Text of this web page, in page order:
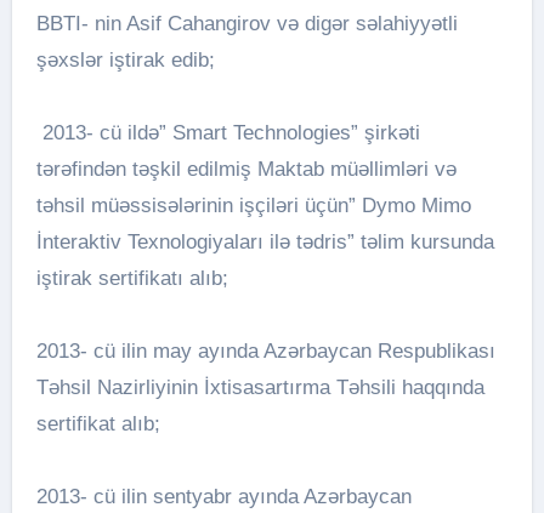
BBTI- nin Asif Cahangirov və digər səlahiyyətli
şəxslər iştirak edib;
2013- cü ildə” Smart Technologies” şirkəti
tərəfindən təşkil edilmiş Maktab müəllimləri və
təhsil müəssisələrinin işçiləri üçün” Dymo Mimo
İnteraktiv Texnologiyaları ilə tədris” təlim kursunda
iştirak sertifikatı alıb;
2013- cü ilin may ayında Azərbaycan Respublikası
Təhsil Nazirliyinin İxtisasartırma Təhsili haqqında
sertifikat alıb;
2013- cü ilin sentyabr ayında Azərbaycan